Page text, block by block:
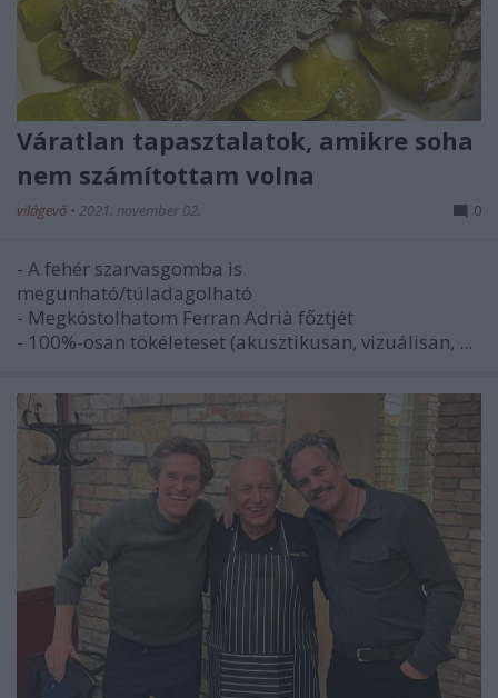
Váratlan tapasztalatok, amikre soha
nem számítottam volna
világevő • 2021. november 02. 0
- A fehér szarvasgomba is
megunható/túladagolható
- Megkóstolhatom Ferran Adrià főztjét
- 100%-osan tökéleteset (akusztikusan, vizuálisan, ...